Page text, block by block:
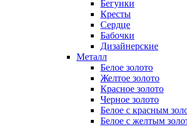
Бегунки
Кресты
Сердце
Бабочки
Дизайнерские
Металл
Белое золото
Желтое золото
Красное золото
Черное золото
Белое с красным
Белое с желтым